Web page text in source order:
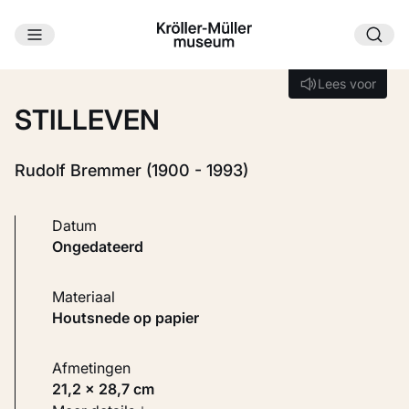
Ga naar hoofdinhoud
Lees voor
Lees voor
STILLEVEN
Rudolf Bremmer (1900 - 1993)
Datum
ongedateerd
Materiaal
Houtsnede op papier
Afmetingen
21,2 × 28,7 cm